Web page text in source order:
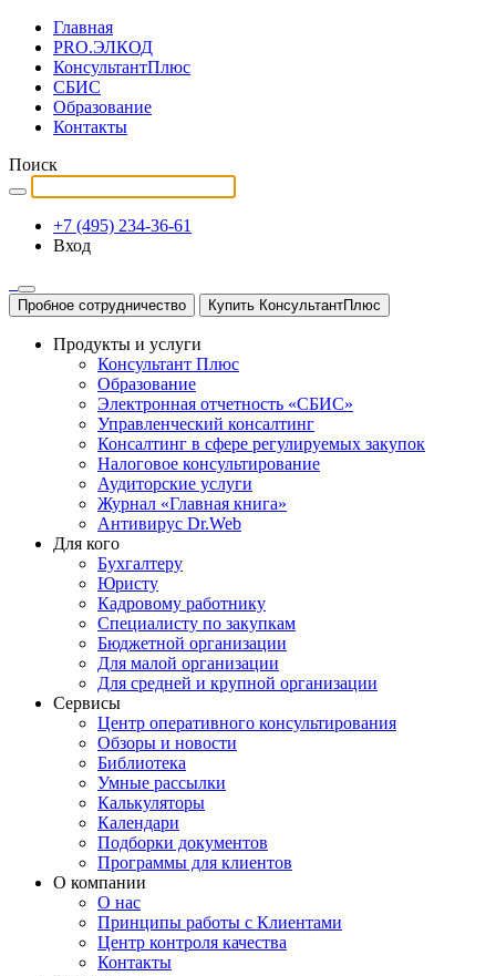
Главная
PRO.ЭЛКОД
КонсультантПлюс
СБИС
Образование
Контакты
Поиск
+7 (495) 234-36-61
Вход
Пробное сотрудничество Купить КонсультантПлюс
Продукты и услуги
Консультант Плюс
Образование
Электронная отчетность «СБИС»
Управленческий консалтинг
Консалтинг в сфере регулируемых закупок
Налоговое консультирование
Аудиторские услуги
Журнал «Главная книга»
Антивирус Dr.Web
Для кого
Бухгалтеру
Юристу
Кадровому работнику
Специалисту по закупкам
Бюджетной организации
Для малой организации
Для средней и крупной организации
Сервисы
Центр оперативного консультирования
Обзоры и новости
Библиотека
Умные рассылки
Калькуляторы
Календари
Подборки документов
Программы для клиентов
О компании
О нас
Принципы работы с Клиентами
Центр контроля качества
Контакты